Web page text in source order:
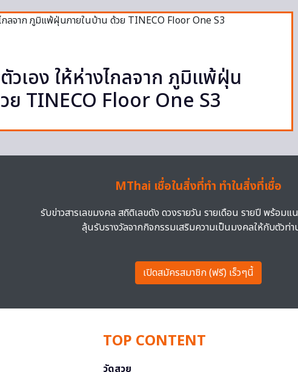
วเอง ให้ห่างไกลจาก ภูมิแพ้ฝุ่น
ย TINECO Floor One S3
MThai เชื่อในสิ่งที่ทำ ทำในสิ่งที่เชื่อ
รับข่าวสารเลขมงคล สถิติเลขดัง ดวงรายวัน รายเดือน รายปี พร้อมแ
ลุ้นรับรางวัลจากกิจกรรมเสริมความเป็นมงคลให้กับตัวท่า
เปิดสมัครสมาชิก (ฟรี) เร็วๆนี้
TOP CONTENT
วัดสวย